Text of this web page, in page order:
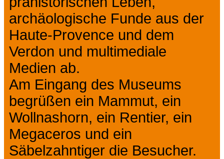
archäologische Funde aus der
Haute-Provence und dem
Verdon und multimediale
Medien ab.
Am Eingang des Museums
begrüßen ein Mammut, ein
Wollnashorn, ein Rentier, ein
Megaceros und ein
Säbelzahntiger die Besucher.